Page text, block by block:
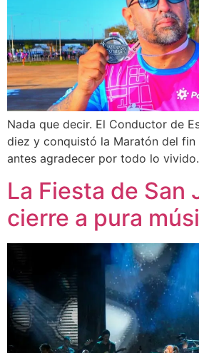
Nada que decir. El Conductor de
diez y conquistó la Maratón del fin
antes agradecer por todo lo
La Fiesta de San
cierre a pura